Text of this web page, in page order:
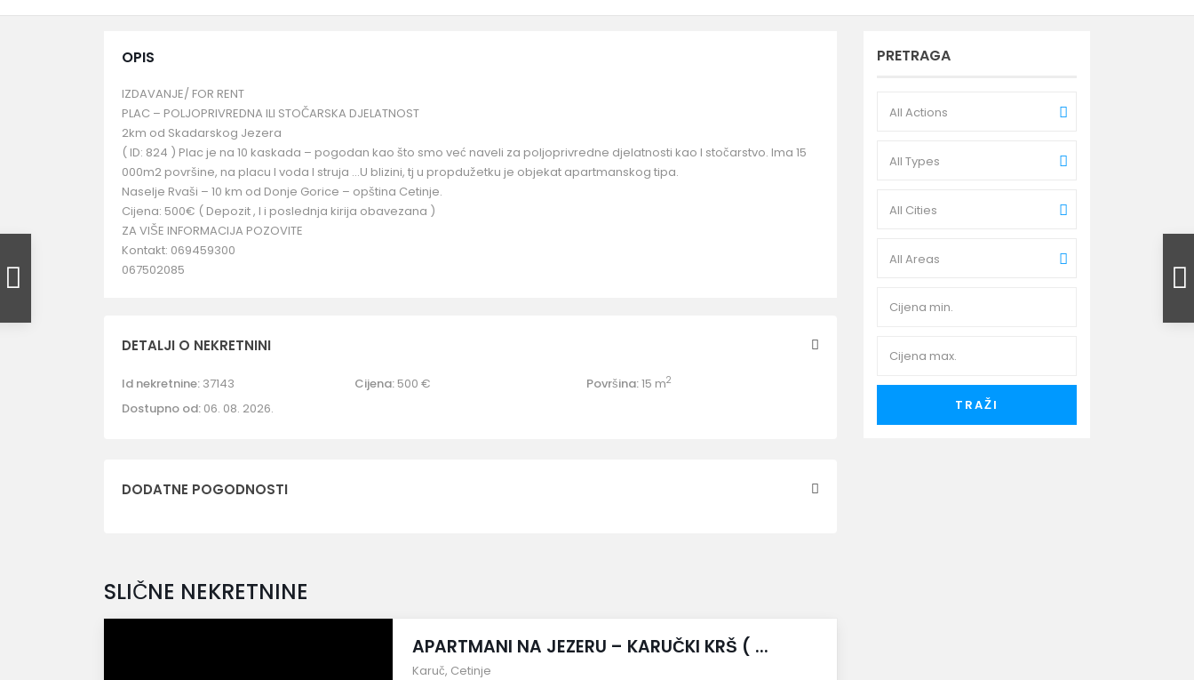
OPIS
IZDAVANJE/ FOR RENT
PLAC – POLJOPRIVREDNA ILI STOČARSKA DJELATNOST
2km od Skadarskog Jezera
( ID: 824 ) Plac je na 10 kaskada – pogodan kao što smo već naveli za poljoprivredne djelatnosti kao I stočarstvo. Ima 15
000m2 površine, na placu I voda I struja …U blizini, tj u propdužetku je objekat apartmanskog tipa.
Naselje Rvaši – 10 km od Donje Gorice – opština Cetinje.
Cijena: 500€ ( Depozit , I i poslednja kirija obavezana )
ZA VIŠE INFORMACIJA POZOVITE
Kontakt: 069459300
067502085
DETALJI O NEKRETNINI
Id nekretnine: 37143 Cijena: 500 € Površina:15 m2
Dostupno od: 06. 08. 2026.
DODATNE POGODNOSTI
SLIČNE NEKRETNINE
APARTMANI NA JEZERU – KARUČKI KRŠ ( ...
Karuč, Cetinje
PRETRAGA
All Actions
All Types
All Cities
All Areas
TRAŽI